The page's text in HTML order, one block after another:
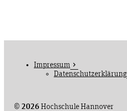
© 2026Hochschule Hannover
Impressum
Datenschutzerklärung